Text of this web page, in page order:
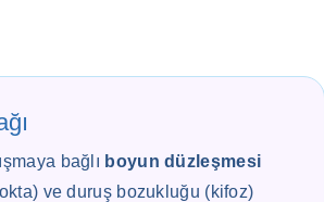
bağlı boyun düzleşmesi
ve duruş bozukluğu (kifoz)